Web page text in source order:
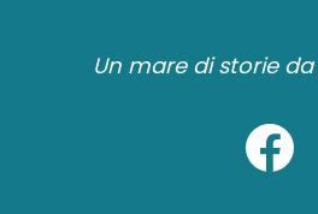
Un mare di storie